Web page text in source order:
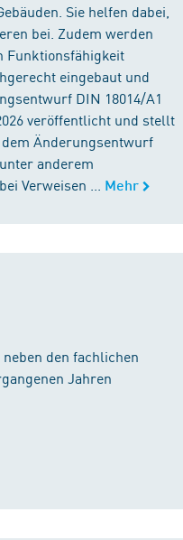
Sie helfen dabei,
bei. Zudem werden
Funktionsfähigkeit
eingebaut und
DIN 18014/A1
veröffentlicht und stellt
Änderungsentwurf
anderem
Verweisen ...
Mehr
den fachlichen
Jahren